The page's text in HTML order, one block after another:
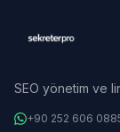
SEO yönetim ve
+90 252 606